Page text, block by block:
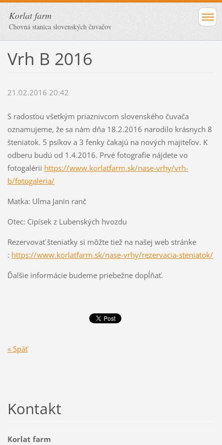
Korlat farm
Chovná stanica slovenských čuvačov
Vrh B 2016
21.02.2016 20:42
S radosťou všetkým priaznivcom slovenského čuvača
oznamujeme, že sa nám dňa 18.2.2016 narodilo krásnych 8
šteniatok. 5 psíkov a 3 fenky čakajú na nových majiteľov. K
odberu budú od 1.4.2016. Prvé fotografie nájdete vo
fotogalérii https://www.korlatfarm.sk/nase-vrhy/vrh-
b/fotogaleria/
Matka: Ulma Janin ranč
Otec: Cipísek z Lubenských hvozdu
Rezervovať šteniatky si môžte tiež na našej web stránke
: https://www.korlatfarm.sk/nase-vrhy/rezervacia-steniatok/
Ďalšie informácie budeme priebežne dopĺňať.
« Späť
Kontakt
Korlat farm